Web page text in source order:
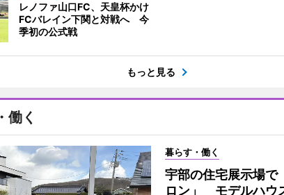
レノファ山口FC、天皇杯かけ
FCバレイン下関と対戦へ 今
季初の公式戦
もっと見る
働く
暮らす・働く
宇部の住宅展示場で
ロン」 モデルハウ